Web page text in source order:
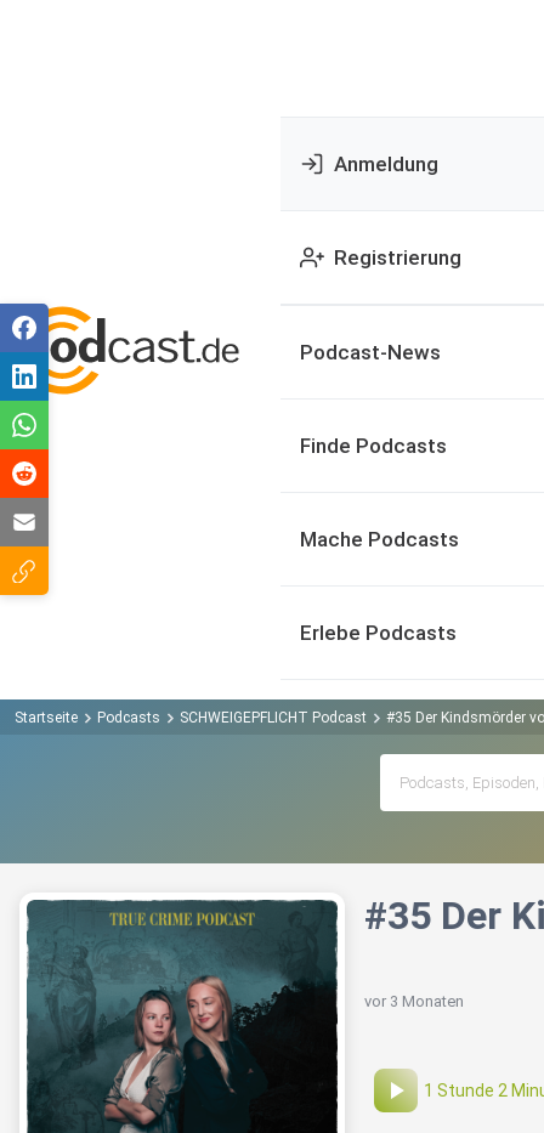
Anmeldung
Registrierung
Podcast-News
Finde Podcasts
Mache Podcasts
Erlebe Podcasts
Startseite Podcasts SCHWEIGEPFLICHT Podcast #35 Der Kindsmörder
#35 Der
vor 3 Monaten
1 Stunde 2